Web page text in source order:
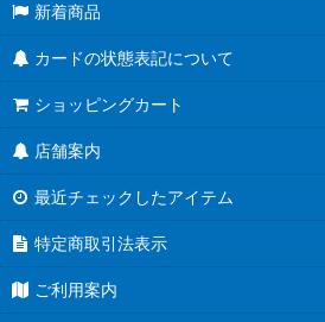
新着商品
カードの状態表記について
ショッピングカート
店舗案内
最近チェックしたアイテム
特定商取引法表示
ご利用案内